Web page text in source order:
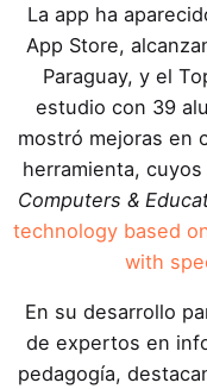
La app ha
App Store,
Paraguay, y el
estudio con 39
mostró mejoras en
herramienta,
Computers &
technology based
with
En su desarrollo
de expertos en
pedagogía,